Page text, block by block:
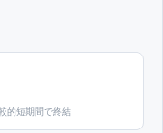
的短期間で終結